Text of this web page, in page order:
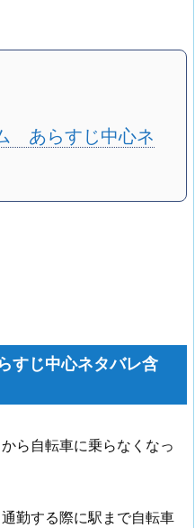
あらすじ中心ネ
すじ中心ネタバレ含
ら自転車に乗らなくなっ
勤する際に駅まで自転車